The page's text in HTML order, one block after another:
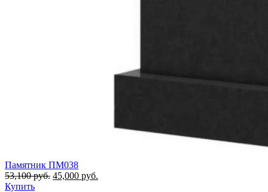
Памятник ПМ038
53,100руб. 45,000 руб.
Купить